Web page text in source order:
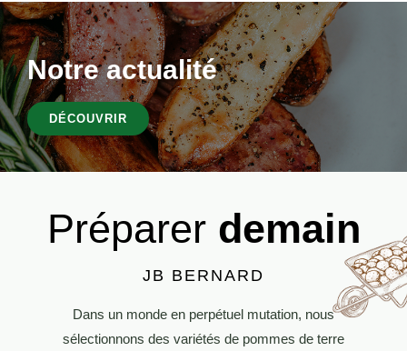
Notre actualité
DÉCOUVRIR
Préparer demain
JB BERNARD
Dans un monde en perpétuel mutation, nous
sélectionnons des variétés de pommes de terre